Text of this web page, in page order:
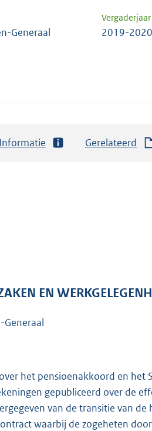
Vergaderjaar
Generaal 2019-2020
Informatie Gerelateerd
EN
Generaal
het pensioenakkoord en het
gepubliceerd over de
van de transitie van de
waarbij de zogeheten